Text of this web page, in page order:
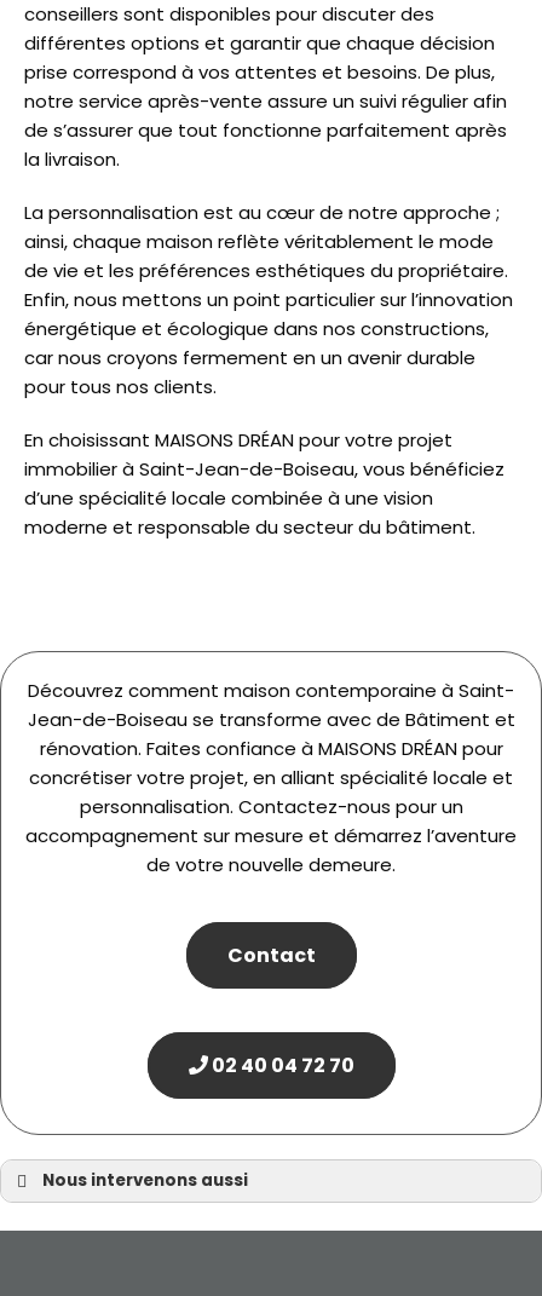
conseillers sont disponibles pour discuter des
différentes options et garantir que chaque décision
prise correspond à vos attentes et besoins. De plus,
notre service après-vente assure un suivi régulier afin
de s’assurer que tout fonctionne parfaitement après
la livraison.
La personnalisation est au cœur de notre approche ;
ainsi, chaque maison reflète véritablement le mode
de vie et les préférences esthétiques du propriétaire.
Enfin, nous mettons un point particulier sur l’innovation
énergétique et écologique dans nos constructions,
car nous croyons fermement en un avenir durable
pour tous nos clients.
En choisissant MAISONS DRÉAN pour votre projet
immobilier à Saint-Jean-de-Boiseau, vous bénéficiez
d’une spécialité locale combinée à une vision
moderne et responsable du secteur du bâtiment.
Découvrez comment maison contemporaine à Saint-
Jean-de-Boiseau se transforme avec de Bâtiment et
rénovation. Faites confiance à MAISONS DRÉAN pour
concrétiser votre projet, en alliant spécialité locale et
personnalisation. Contactez-nous pour un
accompagnement sur mesure et démarrez l’aventure
de votre nouvelle demeure.
Contact
02 40 04 72 70
Nous intervenons aussi